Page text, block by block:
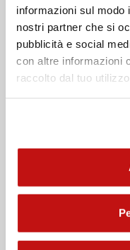
informazioni sul
nostri partner che si
pubblicità e social
con altre informazioni
raccolto dal tuo
Nom
Nom de famille
Téléphone